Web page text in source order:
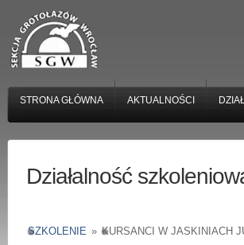
STRONA GŁÓWNA AKTUALNOŚCI
Działalność
SZKOLENIE » KURSANCI W JASKINIACH